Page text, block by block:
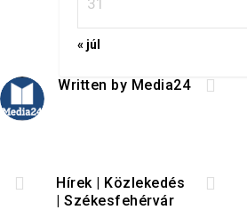
« júl
Written by Media24 
 Hírek| Közlekedés
|Székesfehérvár
